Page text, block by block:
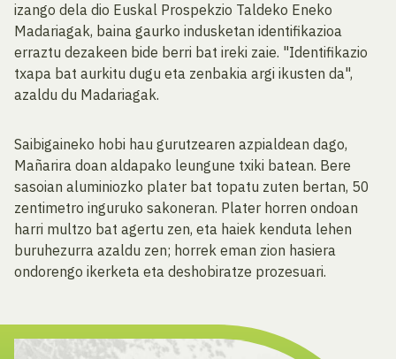
izango dela dio Euskal Prospekzio Taldeko Eneko
Madariagak, baina gaurko indusketan identifikazioa
erraztu dezakeen bide berri bat ireki zaie. "Identifikazio
txapa bat aurkitu dugu eta zenbakia argi ikusten da",
azaldu du Madariagak.
Saibigaineko hobi hau gurutzearen azpialdean dago,
Mañarira doan aldapako leungune txiki batean. Bere
sasoian aluminiozko plater bat topatu zuten bertan, 50
zentimetro inguruko sakoneran. Plater horren ondoan
harri multzo bat agertu zen, eta haiek kenduta lehen
buruhezurra azaldu zen; horrek eman zion hasiera
ondorengo ikerketa eta deshobiratze prozesuari.